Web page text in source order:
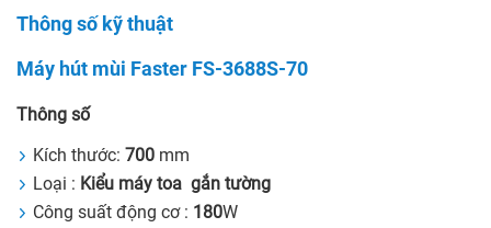
Thông số kỹ thuật
Máy hút mùi Faster FS-3688S-70
Thông số
Kích thước: 700 mm
Loại : Kiểu máy toa gắn tường
Công suất động cơ : 180W